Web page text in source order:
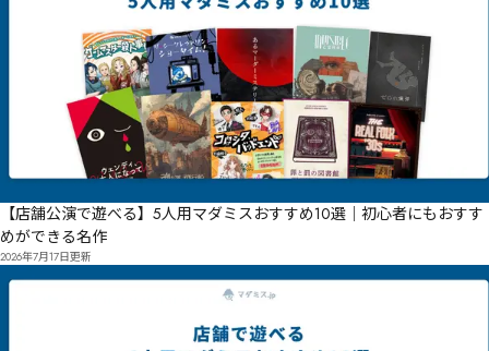
【店舗公演で遊べる】5人用マダミスおすすめ10選｜初心者にもおすす
めができる名作
2026年7月17日更新